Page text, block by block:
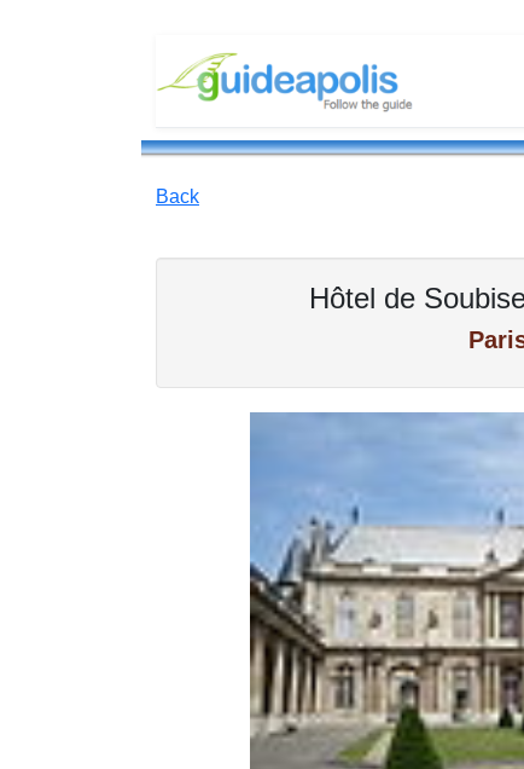
Back
Hôtel de
Previous